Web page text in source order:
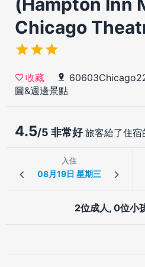
Chicago
收藏
圖&週邊景點
4.5/5 非常好旅客給了住
入住
2位成人, 0位小